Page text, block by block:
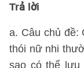
Trả lời
a. Câu chủ đề:
thói nữ nhi
sao có thể lưu